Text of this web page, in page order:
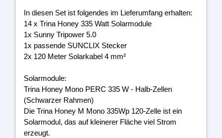
In diesen Set ist folgendes im Lieferumfang erhalten:
14 x Trina Honey 335 Watt Solarmodule
1x Sunny Tripower 5.0
1x passende SUNCLIX Stecker
2x 120 Meter Solarkabel 4 mm²
Solarmodule:
Trina Honey Mono PERC 335 W - Halb-Zellen
(Schwarzer Rahmen)
Die Trina Honey M Mono 335Wp 120-Zelle ist ein
Solarmodul, das auf kleinerer Fläche viel Strom
erzeugt.